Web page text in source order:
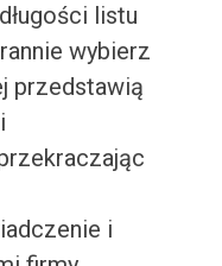
listu
wybierz
przedstawią
i